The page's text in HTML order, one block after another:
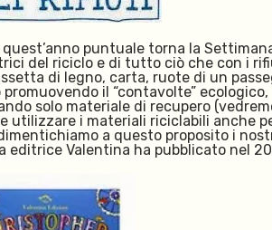
puntuale torna la
del riciclo e di tutto ciò che con i
di legno, carta, ruote di un
promuovendo il “contavolte”
solo materiale di recupero
utilizzare i materiali riciclabili anche
a questo proposito i
editrice Valentina ha pubblicato nel